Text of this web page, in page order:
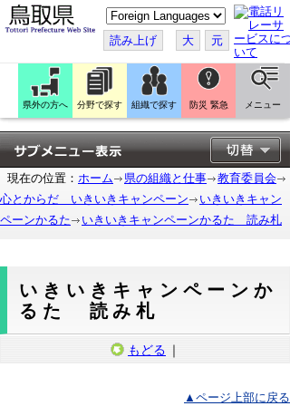
こ
の
ペ
ー
ジ
翻
訳
す
る
読み上げ 大 元
県外の方へ 分野で探す 組織で探す 防災 緊急 メニュー
現在の位置： ホーム 県の組織と仕事
教育委員会
心とからだ いきいきキャンペーン
いきいきキャン
ペーンかるた
いきいきキャンペーンかるた 読み札
いきいきキャンペーンか
るた 読み札
もどる ｜
▲ページ上部に戻る